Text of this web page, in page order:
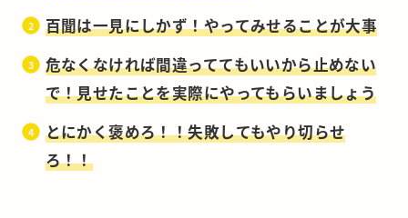
百聞は一見にしかず！やってみせることが大事
危なくなければ間違っててもいいから止めない
で！見せたことを実際にやってもらいましょう
とにかく褒めろ！！失敗してもやり切らせ
ろ！！